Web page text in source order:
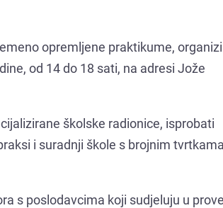
opremljene praktikume,
od 14 do 18 sati, na adresi Jože
školske radionice, isprobati
i suradnji škole s brojnim
s poslodavcima koji sudjeluju u